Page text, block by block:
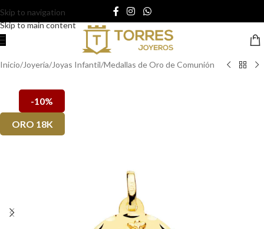
Skip to navigation
Skip to main content
Inicio/Joyería/Joyas Infantil/Medallas de Oro de Comunión
-10%
ORO 18K